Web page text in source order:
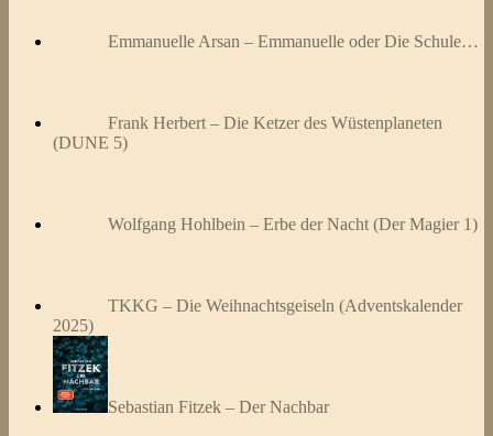
Emmanuelle Arsan – Emmanuelle oder Die Schule…
Frank Herbert – Die Ketzer des Wüstenplaneten
(DUNE 5)
Wolfgang Hohlbein – Erbe der Nacht (Der Magier 1)
TKKG – Die Weihnachtsgeiseln (Adventskalender
2025)
Sebastian Fitzek – Der Nachbar